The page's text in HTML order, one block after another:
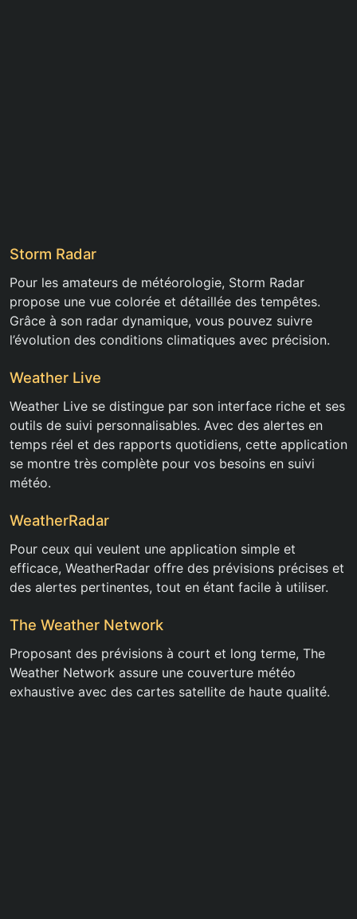
Storm Radar
Pour les amateurs de météorologie, Storm Radar
propose une vue colorée et détaillée des tempêtes.
Grâce à son radar dynamique, vous pouvez suivre
l’évolution des conditions climatiques avec précision.
Weather Live
Weather Live se distingue par son interface riche et ses
outils de suivi personnalisables. Avec des alertes en
temps réel et des rapports quotidiens, cette application
se montre très complète pour vos besoins en suivi
météo.
WeatherRadar
Pour ceux qui veulent une application simple et
efficace, WeatherRadar offre des prévisions précises et
des alertes pertinentes, tout en étant facile à utiliser.
The Weather Network
Proposant des prévisions à court et long terme, The
Weather Network assure une couverture météo
exhaustive avec des cartes satellite de haute qualité.